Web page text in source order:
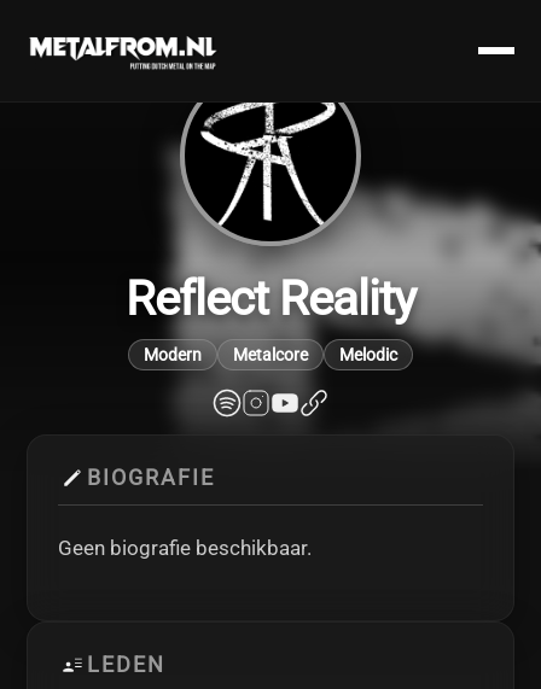
Reflect Reality
Modern Metalcore Melodic
BIOGRAFIE
Geen biografie beschikbaar.
LEDEN